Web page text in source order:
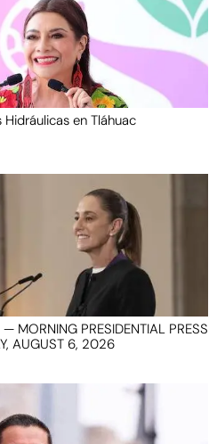
en Tláhuac
MORNING PRESIDENTIAL PRESS
AUGUST 6, 2026